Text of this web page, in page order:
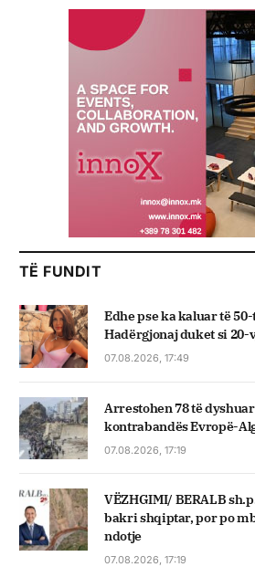
TË FUNDIT
Edhe pse ka kaluar të
Hadërgjonaj duket si 20-
07.08.2026, 17:49
Arrestohen 78 të
kontrabandës Evropë-
07.08.2026, 17:19
VËZHGIMI/ BERALB
bakri shqiptar, por po
ndotje
07.08.2026, 17:19